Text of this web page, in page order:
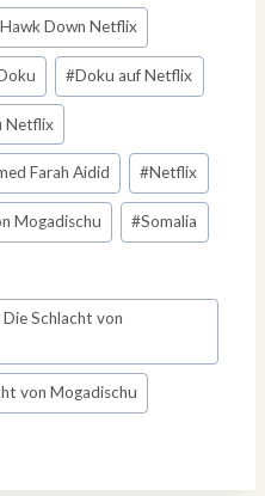
Down Netflix
#Doku auf Netflix
Netflix
Farah Aidid #Netflix
Mogadischu #Somalia
Schlacht von
von Mogadischu